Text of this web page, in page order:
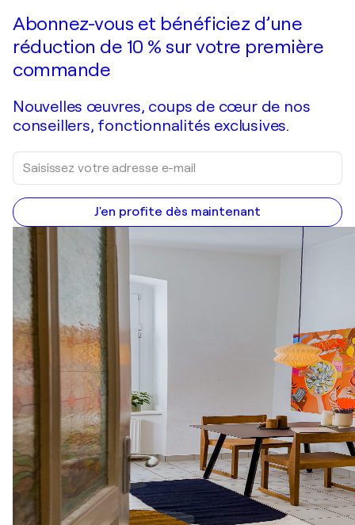
Abonnez-vous et bénéficiez d’une
réduction de 10 % sur votre première
commande
Nouvelles œuvres, coups de cœur de nos
conseillers, fonctionnalités exclusives.
J'en profite dès maintenant